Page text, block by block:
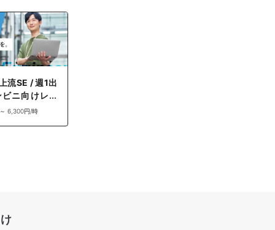
流SE / 週1出
ニ向けレジ
支援
6,300円/時